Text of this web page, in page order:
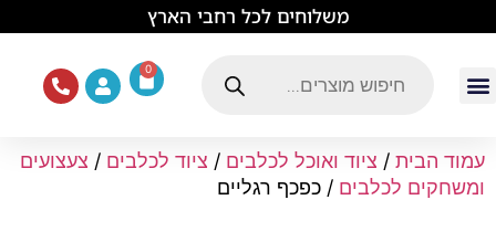
משלוחים לכל רחבי הארץ
0
עמוד הבית / ציוד ואוכל לכלבים / ציוד לכלבים / צעצועים
ומשחקים לכלבים / כפכף רגליים